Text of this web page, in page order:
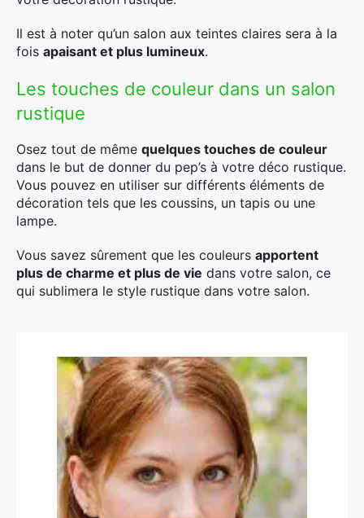
Il est à noter qu’un salon aux teintes claires sera à la
fois apaisant et plus lumineux.
Les touches de couleur dans un salon
rustique
Osez tout de même quelques touches de couleur
dans le but de donner du pep’s à votre déco rustique.
Vous pouvez en utiliser sur différents éléments de
décoration tels que les coussins, un tapis ou une
lampe.
Vous savez sûrement que les couleurs apportent
plus de charme et plus de vie dans votre salon, ce
qui sublimera le style rustique dans votre salon.